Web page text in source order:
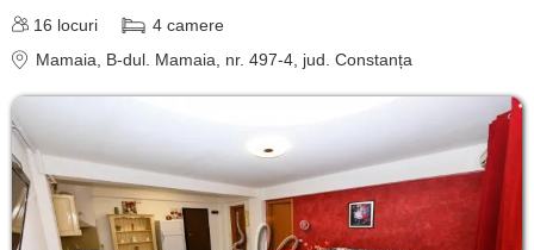
16 locuri 4 camere
Mamaia, B-dul. Mamaia, nr. 497-4, jud. Constanța